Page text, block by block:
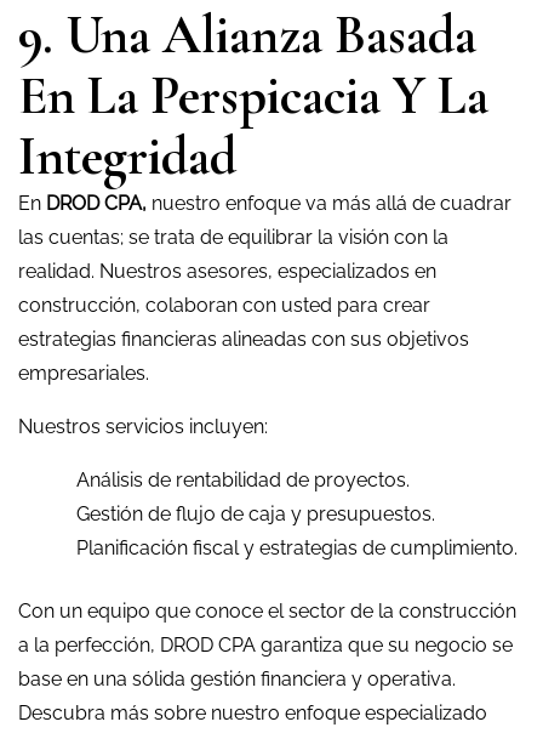
9. Una Alianza Basada
En La Perspicacia Y La
Integridad
En DROD CPA, nuestro enfoque va más allá de cuadrar
las cuentas; se trata de equilibrar la visión con la
realidad. Nuestros asesores, especializados en
construcción, colaboran con usted para crear
estrategias financieras alineadas con sus objetivos
empresariales.
Nuestros servicios incluyen:
Análisis de rentabilidad de proyectos.
Gestión de flujo de caja y presupuestos.
Planificación fiscal y estrategias de cumplimiento.
Con un equipo que conoce el sector de la construcción
a la perfección, DROD CPA garantiza que su negocio se
base en una sólida gestión financiera y operativa.
Descubra más sobre nuestro enfoque especializado